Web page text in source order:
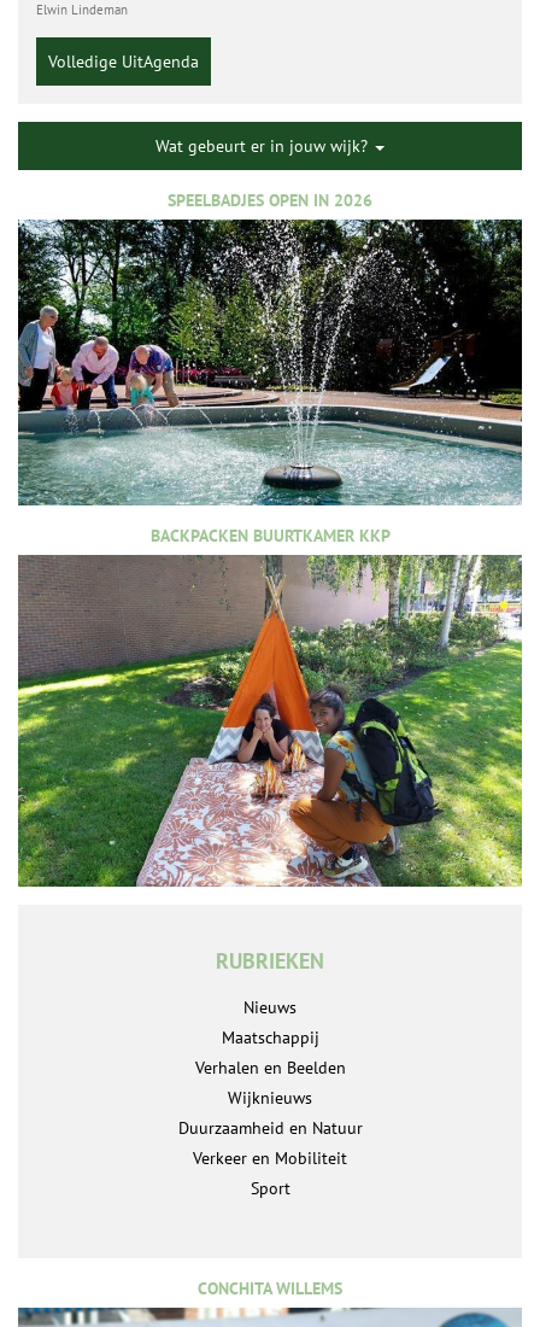
Elwin Lindeman
Volledige UitAgenda
Wat gebeurt er in jouw wijk?
SPEELBADJES OPEN IN 2026
BACKPACKEN BUURTKAMER KKP
RUBRIEKEN
Nieuws
Maatschappij
Verhalen en Beelden
Wijknieuws
Duurzaamheid en Natuur
Verkeer en Mobiliteit
Sport
CONCHITA WILLEMS